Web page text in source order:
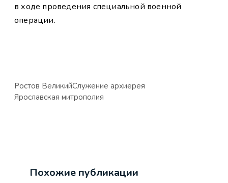
в ходе проведения специальной военной
операции.
Ростов ВеликийСлужение архиерея
Ярославская митрополия
Похожие публикации